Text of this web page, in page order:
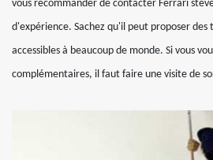
vous recommander de contacter Ferrari
d'expérience. Sachez qu'il peut proposer
accessibles à beaucoup de monde. Si vous
complémentaires, il faut faire une visite de